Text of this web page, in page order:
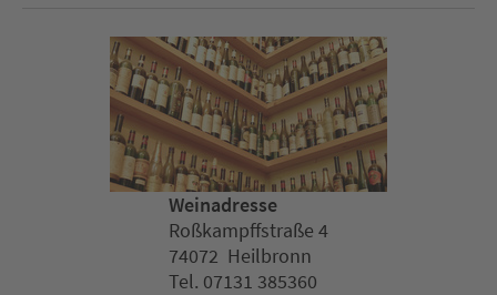
Weinadresse
Roßkampffstraße 4
74072 Heilbronn
Tel. 07131 385360